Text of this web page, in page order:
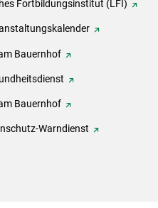
Fortbildungsinstitut (LFI)
Bauernhof
Bauernhof
Warndienst